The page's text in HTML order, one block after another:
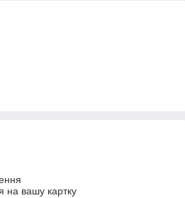
на вашу картку